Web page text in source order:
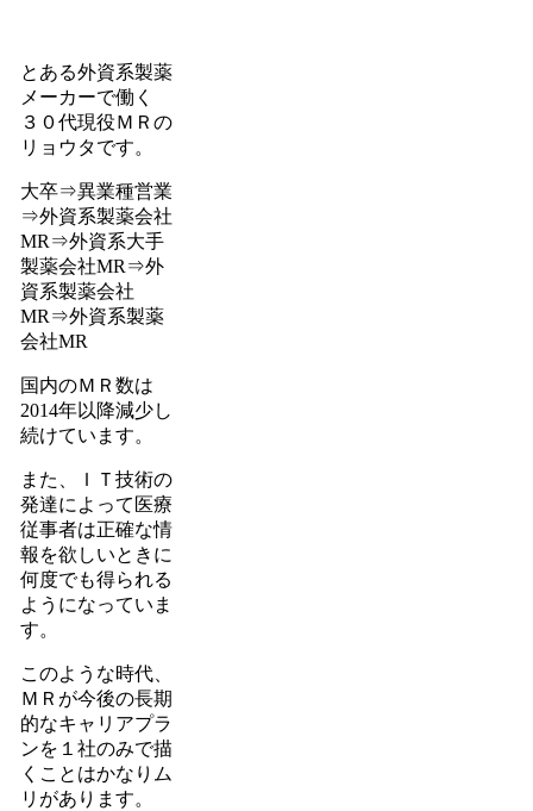
とある外資系製薬
メーカーで働く
３０代現役ＭＲの
リョウタです。
大卒⇒異業種営業
⇒外資系製薬会社
MR⇒外資系大手
製薬会社MR⇒外
資系製薬会社
MR⇒外資系製薬
会社MR
国内のＭＲ数は
2014年以降減少し
続けています。
また、ＩＴ技術の
発達によって医療
従事者は正確な情
報を欲しいときに
何度でも得られる
ようになっていま
す。
このような時代、
ＭＲが今後の長期
的なキャリアプラ
ンを１社のみで描
くことはかなりム
リがあります。